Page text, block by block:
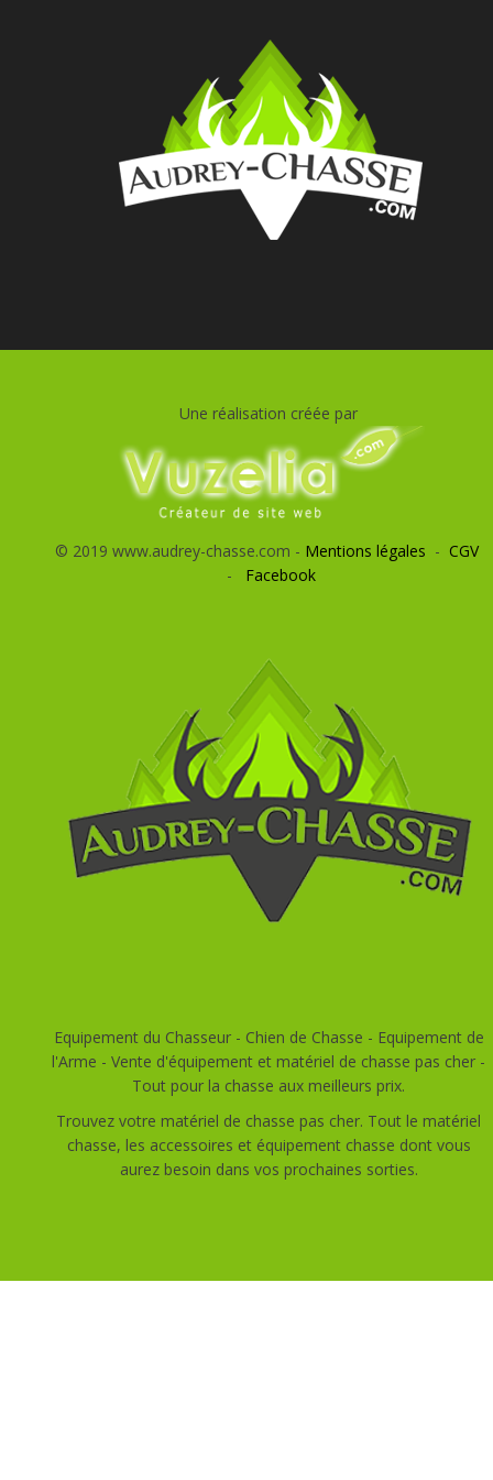
Une réalisation créée par
© 2019 www.audrey-chasse.com - Mentions légales - CGV
- Facebook
Equipement du Chasseur - Chien de Chasse - Equipement de
l'Arme - Vente d'équipement et matériel de chasse pas cher -
Tout pour la chasse aux meilleurs prix.
Trouvez votre matériel de chasse pas cher. Tout le matériel
chasse, les accessoires et équipement chasse dont vous
aurez besoin dans vos prochaines sorties.